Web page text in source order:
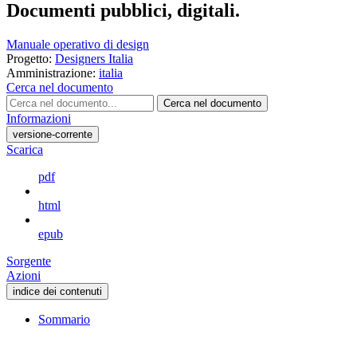
Documenti pubblici, digitali.
Manuale operativo di design
Progetto: Designers Italia
Amministrazione: italia
Cerca nel documento
Cerca nel documento
Informazioni
versione-corrente
Scarica
pdf
html
epub
Sorgente
Azioni
indice dei contenuti
Sommario